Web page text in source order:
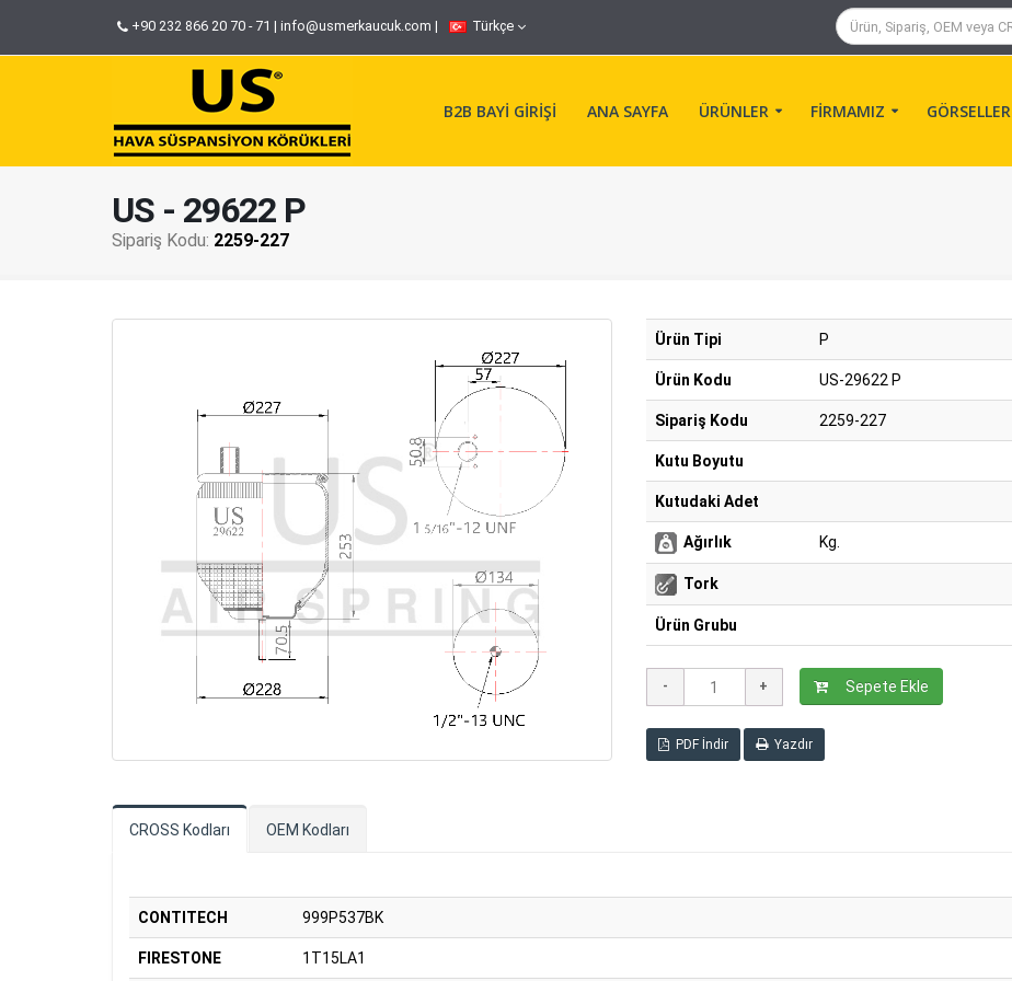
+90 232 866 20 70 - 71 | info@usmerkaucuk.com | Türkçe
B2B BAYİ GİRİŞİ ANA SAYFA ÜRÜNLER FİRMAMIZ GÖRSELLER
US - 29622 P
Sipariş Kodu: 2259-227
Ürün Tipi P
Ürün Kodu US-29622 P
Sipariş Kodu 2259-227
Kutu Boyutu
Kutudaki Adet
Ağırlık Kg.
Tork
Ürün Grubu
Sepete Ekle
PDF İndir Yazdır
CROSS Kodları OEM Kodları
CONTITECH 999P537BK
FIRESTONE 1T15LA1